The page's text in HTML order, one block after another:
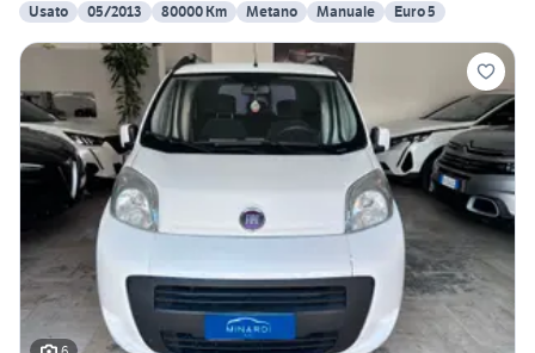
Usato
05/2013 80000 Km Metano Manuale Euro 5